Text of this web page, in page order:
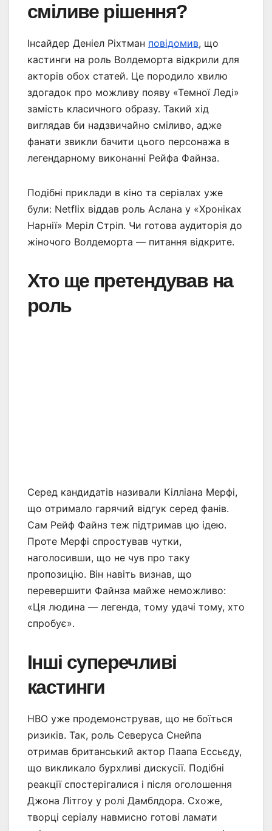
сміливе рішення?
Інсайдер Деніел Ріхтман повідомив, що
кастинги на роль Волдеморта відкрили для
акторів обох статей. Це породило хвилю
здогадок про можливу появу «Темної Леді»
замість класичного образу. Такий хід
виглядав би надзвичайно сміливо, адже
фанати звикли бачити цього персонажа в
легендарному виконанні Рейфа Файнза.
Подібні приклади в кіно та серіалах уже
були: Netflix віддав роль Аслана у «Хроніках
Нарнії» Меріл Стріп. Чи готова аудиторія до
жіночого Волдеморта — питання відкрите.
Хто ще претендував на
роль
Серед кандидатів називали Кілліана Мерфі,
що отримало гарячий відгук серед фанів.
Сам Рейф Файнз теж підтримав цю ідею.
Проте Мерфі спростував чутки,
наголосивши, що не чув про таку
пропозицію. Він навіть визнав, що
перевершити Файнза майже неможливо:
«Ця людина — легенда, тому удачі тому, хто
спробує».
Інші суперечливі
кастинги
HBO уже продемонстрував, що не боїться
ризиків. Так, роль Северуса Снейпа
отримав британський актор Паапа Ессьєду,
що викликало бурхливі дискусії. Подібні
реакції спостерігалися і після оголошення
Джона Літгоу у ролі Дамблдора. Схоже,
творці серіалу навмисно готові ламати